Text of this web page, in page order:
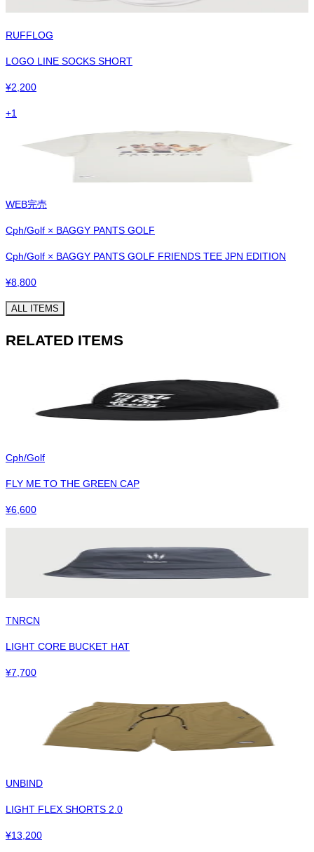
RUFFLOG
LOGO LINE SOCKS SHORT
¥2,200
+1
WEB完売
Cph/Golf × BAGGY PANTS GOLF
Cph/Golf × BAGGY PANTS GOLF FRIENDS TEE JPN EDITION
¥8,800
ALL ITEMS
RELATED ITEMS
Cph/Golf
FLY ME TO THE GREEN CAP
¥6,600
TNRCN
LIGHT CORE BUCKET HAT
¥7,700
UNBIND
LIGHT FLEX SHORTS 2.0
¥13,200